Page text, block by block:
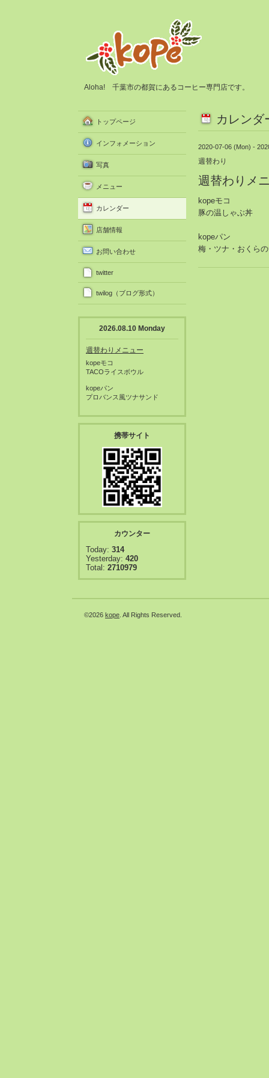
Aloha! 千葉市の都賀にあるコーヒー専門店です。
カレンダ
2020-07-06 (Mon) -
週替わり
週替わりメ
kopeモコ
豚の温しゃぶ丼
kopeパン
梅・ツナ・おくら
トップページ
インフォメーション
写真
メニュー
カレンダー
店舗情報
お問い合わせ
twitter
twilog（ブログ形式）
2026.08.10 Monday
週替わりメニュー
kopeモコ
TACOライスボウル
kopeパン
プロバンス風ツナサンド
携帯サイト
カウンター
Today: 314
Yesterday: 420
Total: 2710979
©2026 kope . All Rights Reserved.